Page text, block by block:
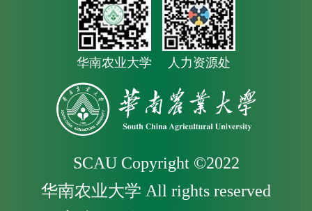
华南农业大学 人力资源处
SCAU Copyright ©2022
华南农业大学 All rights reserved